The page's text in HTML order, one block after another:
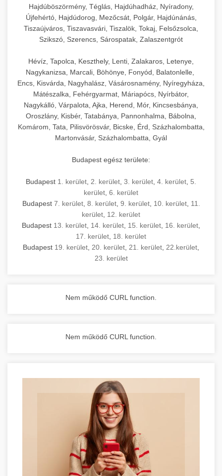
Hajdúböszörmény, Téglás, Hajdúhadház, Nyíradony,
Újfehértó, Hajdúdorog, Mezőcsát, Polgár, Hajdúnánás,
Tiszaújváros, Tiszavasvári, Tiszalök, Tokaj, Felsőzsolca,
Szikszó, Szerencs, Sárospatak, Zalaszentgrót
Hévíz, Tapolca, Keszthely, Lenti, Zalakaros, Letenye,
Nagykanizsa, Marcali, Böhönye, Fonyód, Balatonlelle,
Encs, Kisvárda, Nagyhalász, Vásárosnamény, Nyíregyháza,
Mátészalka, Fehérgyarmat, Máriapócs, Nyírbátor,
Nagykálló, Várpalota, Ajka, Herend, Mór, Kincsesbánya,
Oroszlány, Kisbér, Tatabánya, Pannonhalma, Bábolna,
Komárom, Tata, Pilisvörösvár, Bicske, Érd, Százhalombatta,
Martonvásár, Százhalombatta, Gyál
Budapest egész területe:
Budapest 1. kerület 2. kerület 3. kerület 4. kerület 5.
kerület 6. kerület
Budapest 7. kerület, 8. kerület, 9. kerület, 10. kerület, 11.
kerület 12. kerület
Budapest 13. kerület 14. kerület 15. kerület 16. kerület
17. kerület 18. kerület
Budapest 19. kerület 20. kerület 21. kerület 22.kerület
23. kerület
Nem működő CURL function.
Nem működő CURL function.